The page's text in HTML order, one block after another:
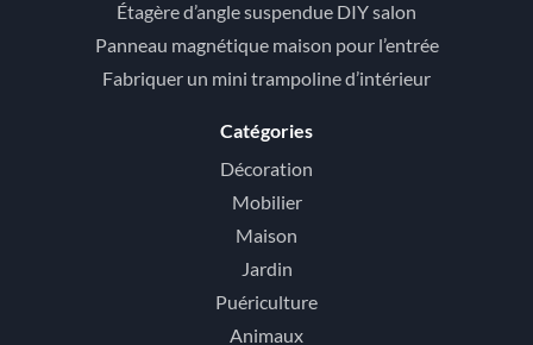
Étagère d’angle suspendue DIY salon
Panneau magnétique maison pour l’entrée
Fabriquer un mini trampoline d’intérieur
Catégories
Décoration
Mobilier
Maison
Jardin
Puériculture
Animaux